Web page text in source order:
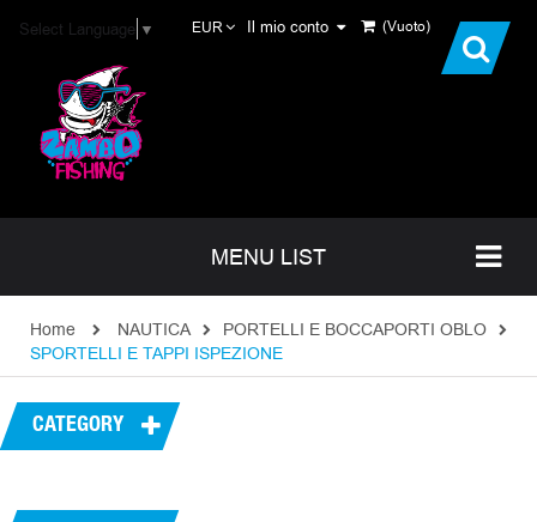
(Vuoto)
Il mio conto
EUR
Select Language ▼
MENU LIST
Home NAUTICA
PORTELLI E BOCCAPORTI OBLO
SPORTELLI E TAPPI ISPEZIONE
CATEGORY